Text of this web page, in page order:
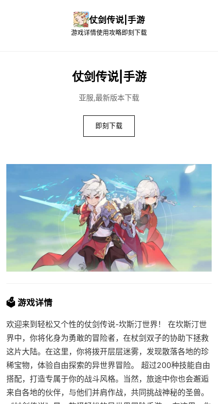
仗剑传说|手游
游戏详情使用攻略即刻下载
仗剑传说|手游
亚服,最新版本下载
即刻下载
🗳️ 游戏详情
欢迎来到轻松又个性的仗剑传说-坎斯汀世界！ 在坎斯汀世
界中，你将化身为勇敢的冒险者，在杖剑双子的协助下拯救
这片大陆。在这里，你将拨开层层迷雾，发现散落各地的珍
稀宝物，体验自由探索的异世界冒险。 超过200种技能自由
搭配，打造专属于你的战斗风格。当然，旅途中你也会邂逅
来自各地的伙伴，与他们并肩作战，共同挑战神秘的圣兽。